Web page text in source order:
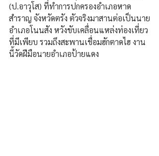
(ป.อาวุโส) ที่ทำการปกครองอำเภอหาด
สำราญ จังหวัดตรัง ตัวจริงมาสานต่อเป็นนาย
อำเภอโนนสัง หวังขับเคลื่อนแหล่งท่องเที่ยว
ที่มีเพียบ รวมถึงสะพานเชื่อมฮักตาดไฮ งาน
นี้วัดฝีมือนายอำเภอป้ายแดง